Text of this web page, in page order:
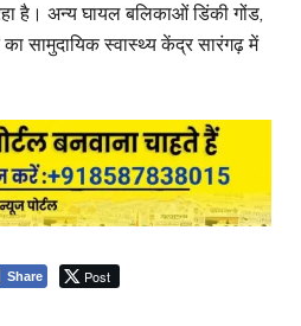
है। अन्य घायल बलिकाओं डिंकी गोंड,
का सामुदायिक स्वास्थ्य केंद्र सारंगढ़ में
Share Post